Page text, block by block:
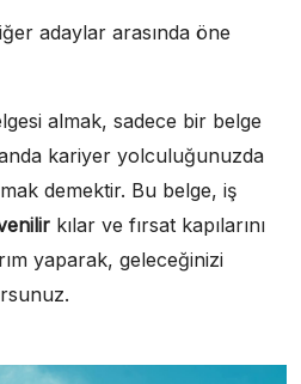
adaylar arasında öne
almak, sadece bir belge
kariyer yolculuğunuzda
demektir. Bu belge, iş
kılar ve fırsat kapılarını
yaparak, geleceğinizi